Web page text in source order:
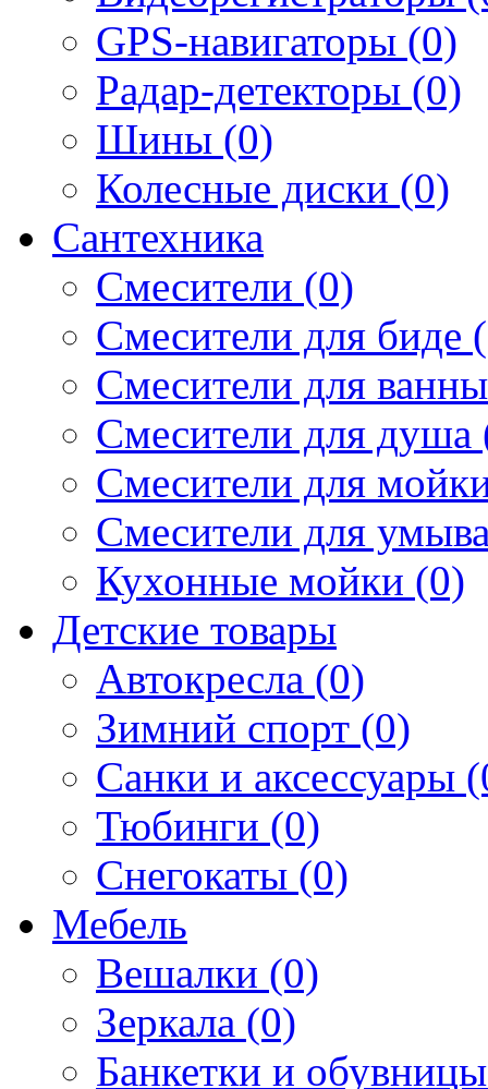
GPS-навигаторы (0)
Радар-детекторы (0)
Шины (0)
Колесные диски (0)
Сантехника
Смесители (0)
Смесители для биде
Смесители для
Смесители для душа
Смесители для
Смесители для
Кухонные мойки (0)
Детские товары
Автокресла (0)
Зимний спорт (0)
Санки и аксессуары
Тюбинги (0)
Снегокаты (0)
Мебель
Вешалки (0)
Зеркала (0)
Банкетки и